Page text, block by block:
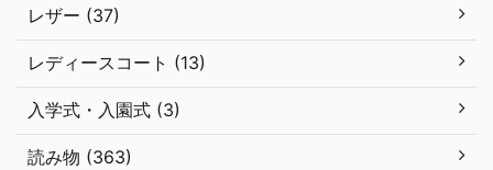
レザー (37)
レディースコート (13)
入学式・入園式 (3)
読み物 (363)